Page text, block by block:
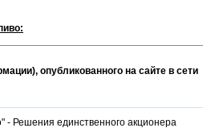
опубликованного на сайте в сети
- Решения единственного акционера